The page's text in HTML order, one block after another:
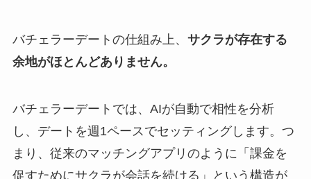
バチェラーデートの仕組み上、 サクラが存在する
余地がほとんどありません。
バチェラーデートでは、AIが自動で相性を分析
し、デートを週1ペースでセッティングします。つ
まり、従来のマッチングアプリのように「課金を
促すためにサクラが会話を続ける」という構造が